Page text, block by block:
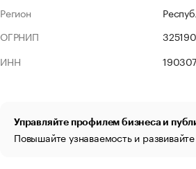
Регион
ОГРНИП
ИНН
Управляйте профилем бизнеса и
Повышайте узнаваемость и